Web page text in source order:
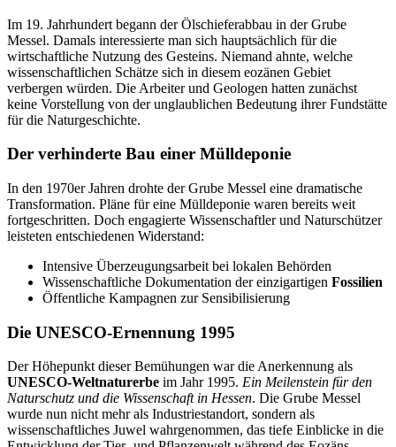
Im 19. Jahrhundert begann der Ölschieferabbau in der Grube
Messel. Damals interessierte man sich hauptsächlich für die
wirtschaftliche Nutzung des Gesteins. Niemand ahnte, welche
wissenschaftlichen Schätze sich in diesem eozänen Gebiet
verbergen würden. Die Arbeiter und Geologen hatten zunächst
keine Vorstellung von der unglaublichen Bedeutung ihrer Fundstätte
für die Naturgeschichte.
Der verhinderte Bau einer Mülldeponie
In den 1970er Jahren drohte der Grube Messel eine dramatische
Transformation. Pläne für eine Mülldeponie waren bereits weit
fortgeschritten. Doch engagierte Wissenschaftler und Naturschützer
leisteten entschiedenen Widerstand:
Intensive Überzeugungsarbeit bei lokalen Behörden
Wissenschaftliche Dokumentation der einzigartigen Fossilien
Öffentliche Kampagnen zur Sensibilisierung
Die UNESCO-Ernennung 1995
Der Höhepunkt dieser Bemühungen war die Anerkennung als
UNESCO-Weltnaturerbe im Jahr 1995. Ein Meilenstein für den
Naturschutz und die Wissenschaft in Hessen. Die Grube Messel
wurde nun nicht mehr als Industriestandort, sondern als
wissenschaftliches Juwel wahrgenommen, das tiefe Einblicke in die